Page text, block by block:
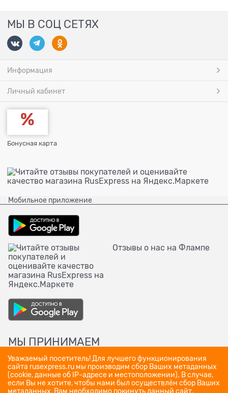
МЫ В СОЦ СЕТЯХ
Информация
Личный кабинет
Бонусная карта
Мобильное приложение
Отзывы о нас на Флампе
МЫ ПРИНИМАЕМ
Уважаемый посетитель! Для лучшего функционирования
сайта rusexpress.ru мы производим сбор Ваших метаданных
(cookie, данные об IP-адресе и местоположении). В случае,
если Вы не хотите, чтобы нами был осуществлён сбор Ваших
метаданных, Вам необходимо покинуть данный сайт.